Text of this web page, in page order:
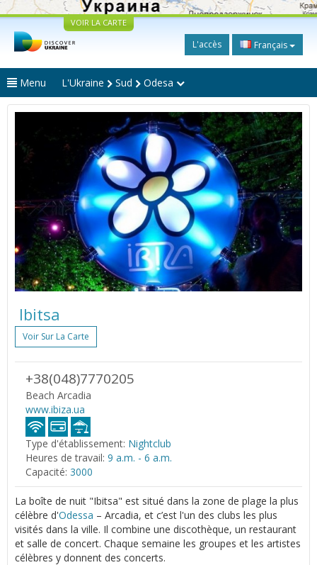
VOIR LA CARTE
L'accès Français
Menu L'Ukraine Sud Odesa
Ibitsa
Voir Sur La Carte
+38(048)7770205
Beach Arcadia
www.ibiza.ua
Type d'établissement: Nightclub
Heures de travail: 9 a.m. - 6 a.m.
Capacité: 3000
La boîte de nuit "Ibitsa" est situé dans la zone de plage la plus
célèbre d'Odessa – Arcadia, et c’est l'un des clubs les plus
visités dans la ville. Il combine une discothèque, un restaurant
et salle de concert. Chaque semaine les groupes et les artistes
célèbres y donnent des concerts.